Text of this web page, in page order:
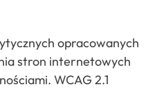
opracowanych
stron internetowych
WCAG 2.1